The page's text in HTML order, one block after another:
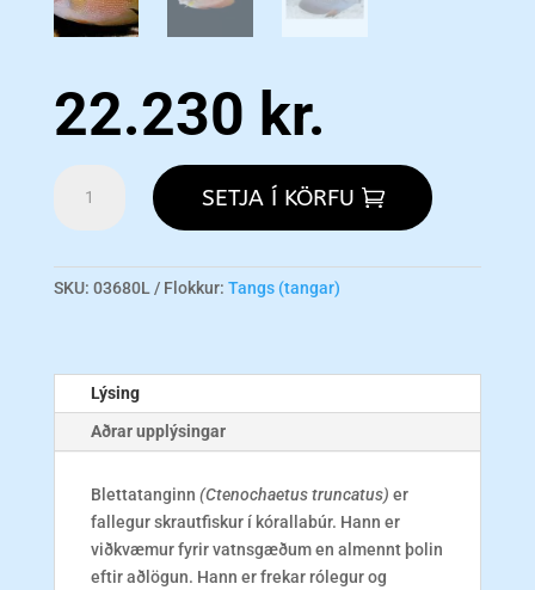
22.230 kr.
magn
SETJA Í KÖRFU
SKU: 03680L Flokkur: Tangs (tangar)
Lýsing
Aðrar upplýsingar
Blettatanginn (Ctenochaetus truncatus) er
fallegur skrautfiskur í kórallabúr. Hann er
viðkvæmur fyrir vatnsgæðum en almennt þolin
eftir aðlögun. Hann er frekar rólegur og